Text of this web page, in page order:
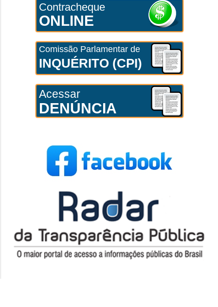
Contracheque
ONLINE
Comissão Parlamentar de
INQUÉRITO (CPI)
Acessar
DENÚNCIA